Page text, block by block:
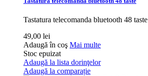
Tastatura telecomanda bluetooth 48 taste
49,00 lei
Adaugă în coş Mai multe
Stoc epuizat
Adaugă la lista dorinţelor
Adaugă la comparație